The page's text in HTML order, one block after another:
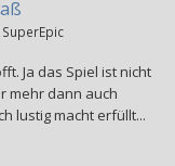
SuperEpic
Ja das Spiel ist nicht
mehr dann auch
lustig macht erfüllt...